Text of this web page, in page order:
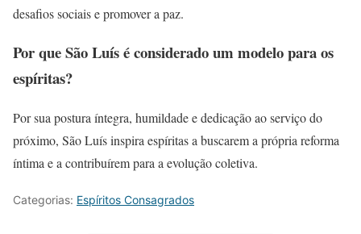
desafios sociais e promover a paz.
Por que São Luís é considerado um modelo para os
espíritas?
Por sua postura íntegra, humildade e dedicação ao serviço do
próximo, São Luís inspira espíritas a buscarem a própria reforma
íntima e a contribuírem para a evolução coletiva.
Categorias: Espíritos Consagrados